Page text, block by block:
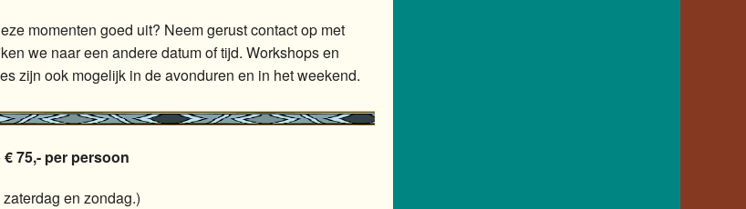
momenten goed uit? Neem gerust contact op met
we naar een andere datum of tijd. Workshops en
zijn ook mogelijk in de avonduren en in het weekend.
75,- per persoon
en zondag.)